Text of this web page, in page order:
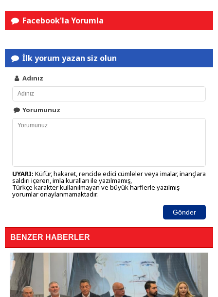
Facebook'la Yorumla
İlk yorum yazan siz olun
Adınız
Yorumunuz
UYARI: Küfür, hakaret, rencide edici cümleler veya imalar, inançlara
saldırı içeren, imla kuralları ile yazılmamış,
Türkçe karakter kullanılmayan ve büyük harflerle yazılmış
yorumlar onaylanmamaktadır.
Gönder
BENZER HABERLER